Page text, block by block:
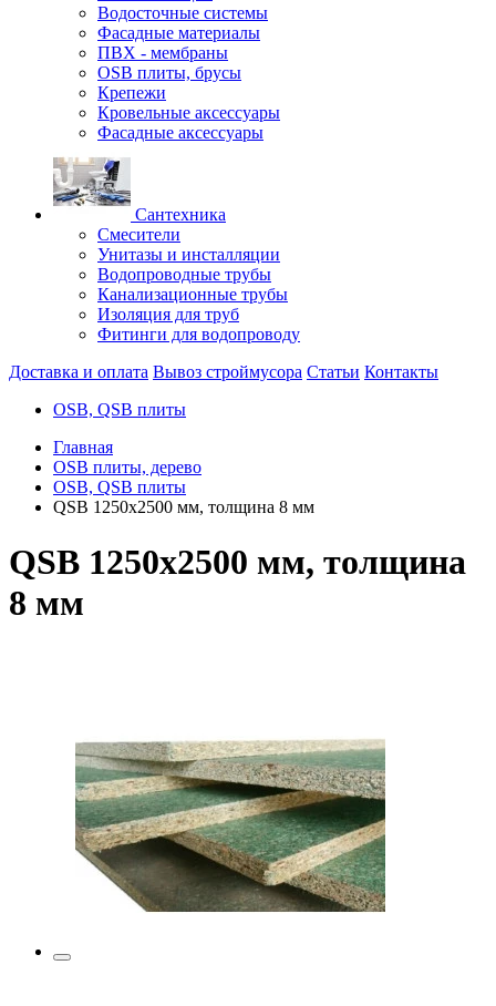
Водосточные системы
Фасадные материалы
ПВХ - мембраны
OSB плиты, брусы
Крепежи
Кровельные аксессуары
Фасадные аксессуары
Сантехника
Смесители
Унитазы и инсталляции
Водопроводные трубы
Канализационные трубы
Изоляция для труб
Фитинги для водопроводу
Доставка и оплата Вывоз строймусора Статьи Контакты
OSB, QSB плиты
Главная
OSB плиты, дерево
OSB, QSB плиты
QSB 1250х2500 мм, толщина 8 мм
QSB 1250х2500 мм, толщина
8 мм